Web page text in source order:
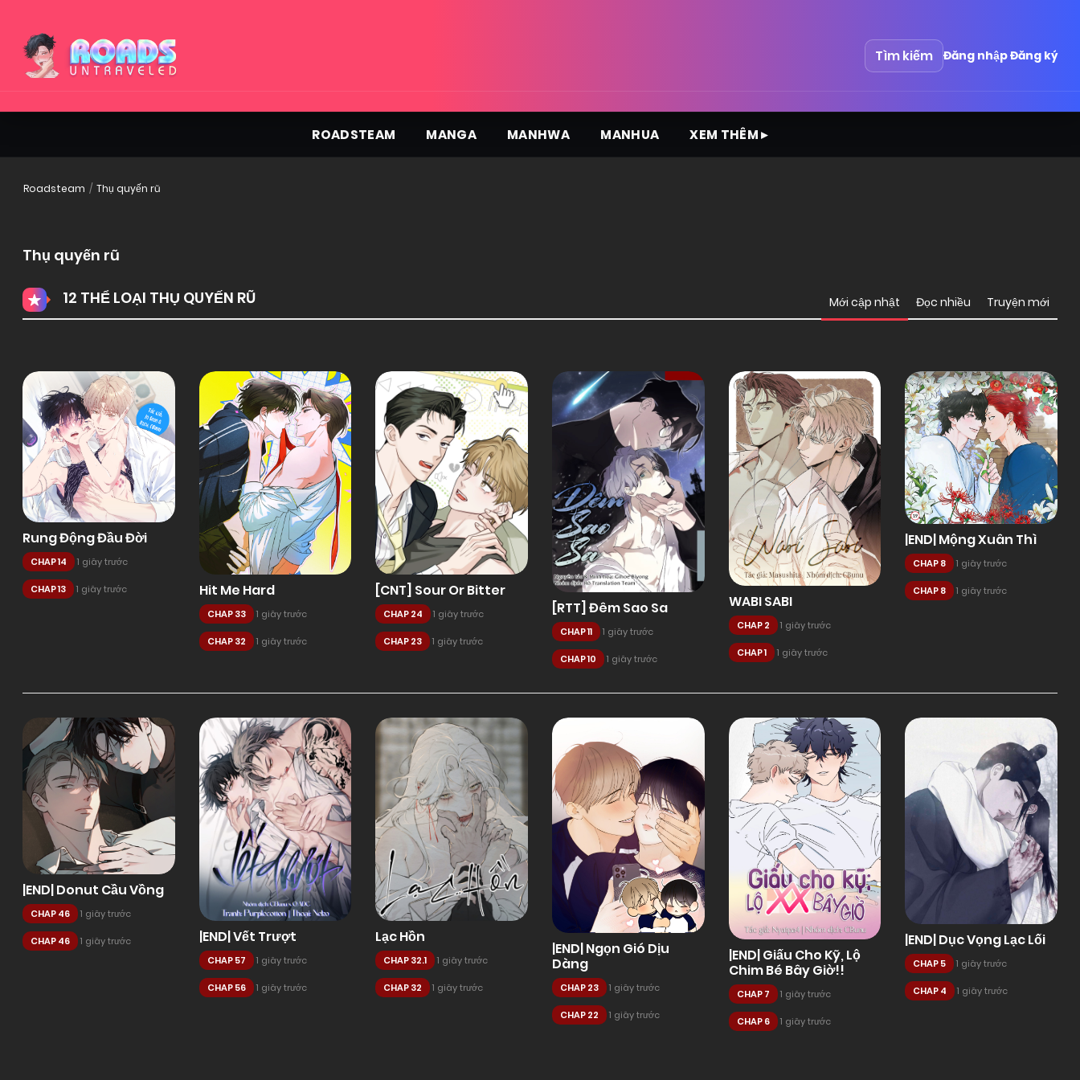
Tìm kiếm Đăng nhậpĐăng ký
ROADSTEAM MANGA MANHWA MANHUA XEM THÊM ▸
Roadsteam Thụ quyến rũ
Thụ quyến rũ
12 THỂ LOẠI THỤ QUYẾN RŨ Mới cập nhật Đọc nhiều Truyện mới
Rung Động Đầu Đời
CHAP 14 1 giây trước
CHAP 13 1 giây trước Hit Me Hard
CHAP 33 1 giây trước
CHAP 32 1 giây trước
[CNT] Sour Or Bitter
CHAP 24 1 giây trước
CHAP 23 1 giây trước
[RTT] Đêm Sao Sa
CHAP 11 1 giây trước
CHAP 10 1 giây trước
WABI SABI
CHAP 2 1 giây trước
CHAP 1 1 giây trước
|END| Mộng Xuân Thì
CHAP 8 1 giây trước
CHAP 8 1 giây trước
|END| Donut Cầu Vồng
CHAP 46 1 giây trước
CHAP 46 1 giây trước |END| Vết Trượt
CHAP 57 1 giây trước
CHAP 56 1 giây trước
Lạc Hồn
CHAP 32.1 1 giây trước
CHAP 32 1 giây trước
|END| Ngọn Gió Dịu
Dàng
CHAP 23 1 giây trước
CHAP 22 1 giây trước
|END| Giấu Cho Kỹ, Lộ
Chim Bé Bây Giờ!!
CHAP 7 1 giây trước
CHAP 6 1 giây trước
|END| Dục Vọng Lạc Lối
CHAP 5 1 giây trước
CHAP 4 1 giây trước